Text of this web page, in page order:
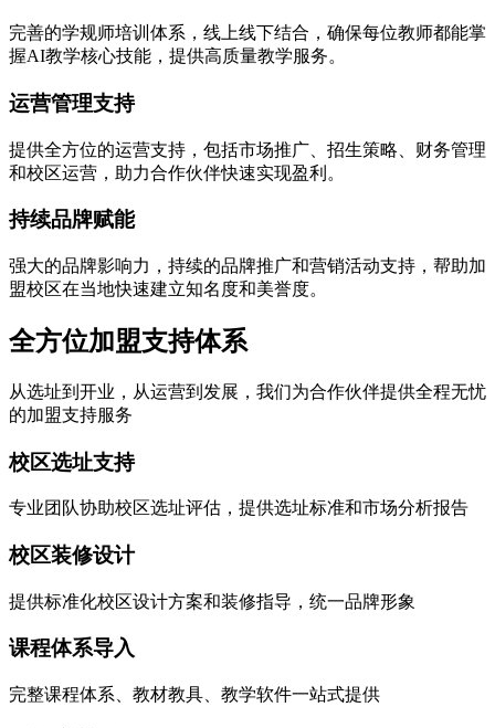
完善的学规师培训体系，线上线下结合，确保每位教师都能掌
握AI教学核心技能，提供高质量教学服务。
运营管理支持
提供全方位的运营支持，包括市场推广、招生策略、财务管理
和校区运营，助力合作伙伴快速实现盈利。
持续品牌赋能
强大的品牌影响力，持续的品牌推广和营销活动支持，帮助加
盟校区在当地快速建立知名度和美誉度。
全方位加盟支持体系
从选址到开业，从运营到发展，我们为合作伙伴提供全程无忧
的加盟支持服务
校区选址支持
专业团队协助校区选址评估，提供选址标准和市场分析报告
校区装修设计
提供标准化校区设计方案和装修指导，统一品牌形象
课程体系导入
完整课程体系、教材教具、教学软件一站式提供